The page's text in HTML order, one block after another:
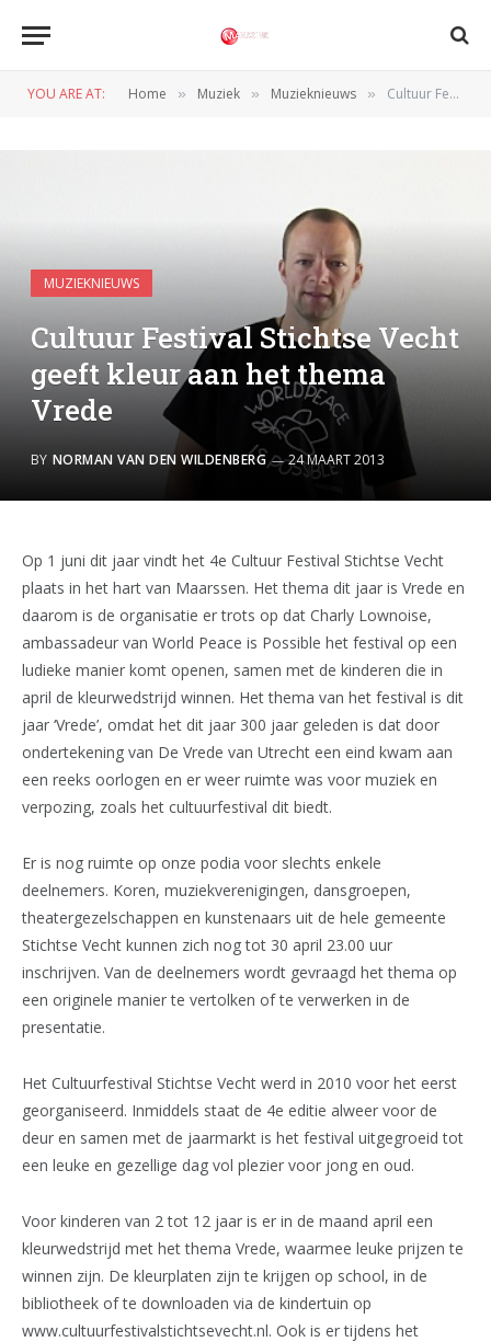
YOU ARE AT: Home » Muziek » Muzieknieuws » Cultuur Festival Stichtse Vecht geeft kleur aan het thema Vrede
MUZIEKNIEUWS
Cultuur Festival Stichtse Vecht
geeft kleur aan het thema
Vrede
BY NORMAN VAN DEN WILDENBERG 24 MAART 2013
Op 1 juni dit jaar vindt het 4e Cultuur Festival Stichtse Vecht
plaats in het hart van Maarssen. Het thema dit jaar is Vrede en
daarom is de organisatie er trots op dat Charly Lownoise,
ambassadeur van World Peace is Possible het festival op een
ludieke manier komt openen, samen met de kinderen die in
april de kleurwedstrijd winnen. Het thema van het festival is dit
jaar ‘Vrede’, omdat het dit jaar 300 jaar geleden is dat door
ondertekening van De Vrede van Utrecht een eind kwam aan
een reeks oorlogen en er weer ruimte was voor muziek en
verpozing, zoals het cultuurfestival dit biedt.
Er is nog ruimte op onze podia voor slechts enkele
deelnemers. Koren, muziekverenigingen, dansgroepen,
theatergezelschappen en kunstenaars uit de hele gemeente
Stichtse Vecht kunnen zich nog tot 30 april 23.00 uur
inschrijven. Van de deelnemers wordt gevraagd het thema op
een originele manier te vertolken of te verwerken in de
presentatie.
Het Cultuurfestival Stichtse Vecht werd in 2010 voor het eerst
georganiseerd. Inmiddels staat de 4e editie alweer voor de
deur en samen met de jaarmarkt is het festival uitgegroeid tot
een leuke en gezellige dag vol plezier voor jong en oud.
Voor kinderen van 2 tot 12 jaar is er in de maand april een
kleurwedstrijd met het thema Vrede, waarmee leuke prijzen te
winnen zijn. De kleurplaten zijn te krijgen op school, in de
bibliotheek of te downloaden via de kindertuin op
www.cultuurfestivalstichtsevecht.nl. Ook is er tijdens het